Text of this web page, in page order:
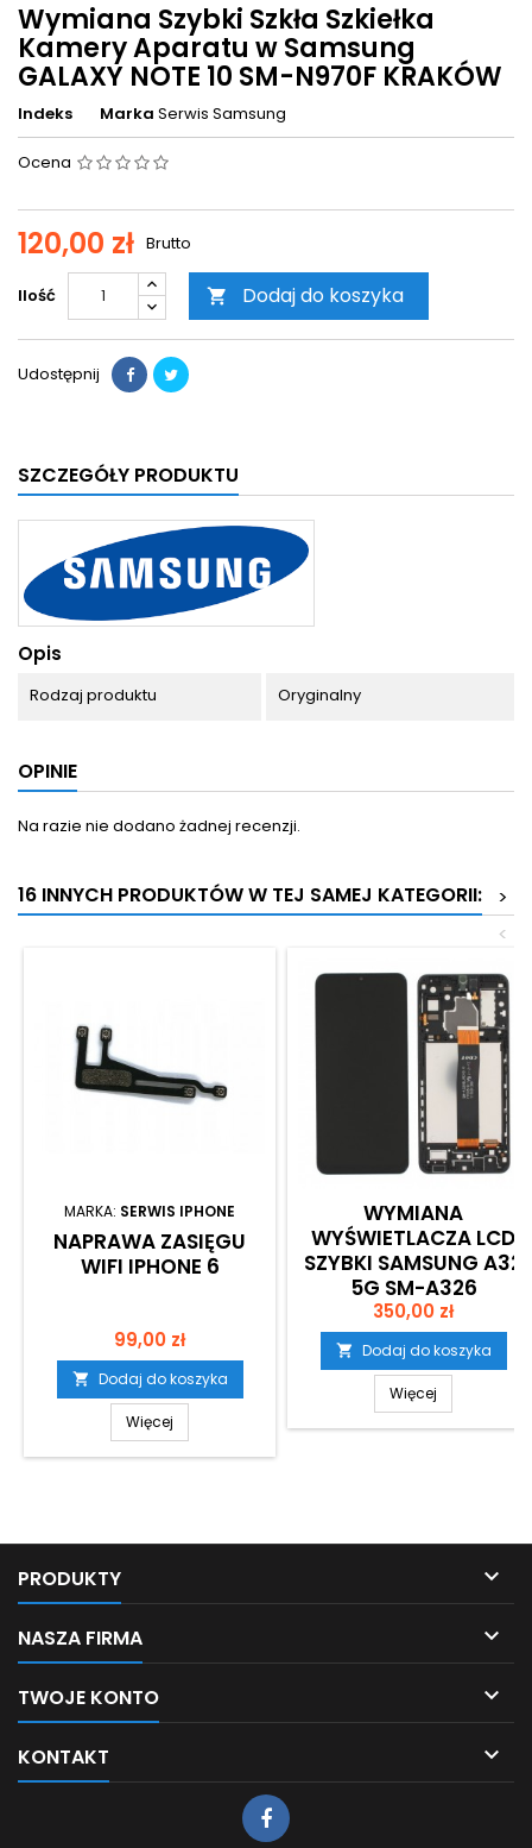
Wymiana Szybki Szkła Szkiełka
Kamery Aparatu w Samsung
GALAXY NOTE 10 SM-N970F KRAKÓW
Indeks Marka Serwis Samsung
Ocena
120,00 zł Brutto
Ilość  Dodaj do koszyka
Udostępnij
SZCZEGÓŁY PRODUKTU
Opis
Rodzaj produktu Oryginalny
OPINIE
Na razie nie dodano żadnej recenzji.
16 INNYCH PRODUKTÓW W TEJ SAMEJ KATEGORII:
>
<
MARKA: SERWIS IPHONE
NAPRAWA ZASIĘGU
WIFI IPHONE 6
Cena
99,00 zł
 Dodaj do koszyka
Więcej
WYMIANA
WYŚWIETLACZA LCD
SZYBKI SAMSUNG A32
5G SM-A326
(ORYGINALNY)
Cena
350,00 zł
 Dodaj do koszyka
Więcej
PRODUKTY 
NASZA FIRMA 
TWOJE KONTO 
KONTAKT 